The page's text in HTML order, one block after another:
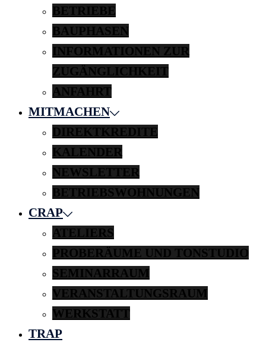
BETRIEBE
BAUPHASEN
INFORMATIONEN ZUR
ZUGÄNGLICHKEIT
ANFAHRT
MITMACHEN
DIREKTKREDITE
KALENDER
NEWSLETTER
BETRIEBSWOHNUNGEN
CRAP
ATELIERS
PROBERÄUME UND TONSTUDIO
SEMINARRAUM
VERANSTALTUNGSRAUM
WERKSTATT
TRAP